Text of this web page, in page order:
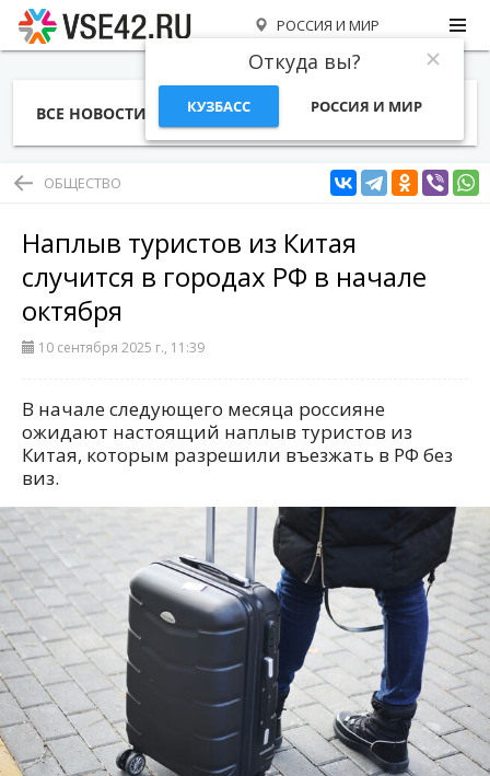
РОССИЯ И МИР
Откуда вы?
КУЗБАСС РОССИЯ И МИР
ВСЕ НОВОСТИ СТАТЬИ ТЕМЫ ФОТО
ОБЩЕСТВО
Наплыв туристов из Китая
случится в городах РФ в начале
октября
10 сентября 2025 г., 11:39
В начале следующего месяца россияне
ожидают настоящий наплыв туристов из
Китая, которым разрешили въезжать в РФ без
виз.